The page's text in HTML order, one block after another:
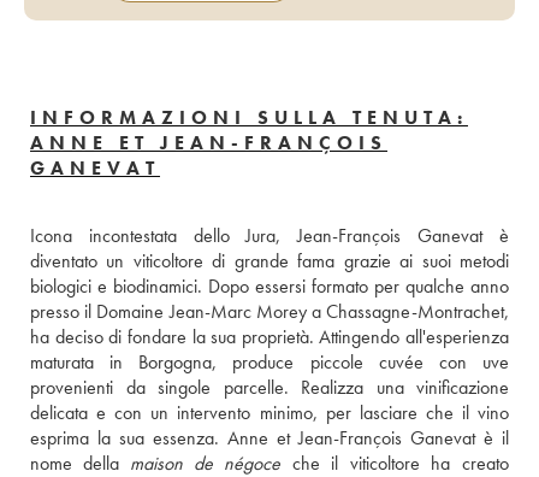
INFORMAZIONI SULLA TENUTA:
ANNE ET JEAN-FRANÇOIS
GANEVAT
Icona incontestata dello Jura, Jean-François Ganevat è
diventato un viticoltore di grande fama grazie ai suoi metodi
biologici e biodinamici. Dopo essersi formato per qualche anno
presso il Domaine Jean-Marc Morey a Chassagne-Montrachet,
ha deciso di fondare la sua proprietà. Attingendo all'esperienza
maturata in Borgogna, produce piccole cuvée con uve
provenienti da singole parcelle. Realizza una vinificazione
delicata e con un intervento minimo, per lasciare che il vino
esprima la sua essenza. Anne et Jean-François Ganevat è il
nome della maison de négoce che il viticoltore ha creato